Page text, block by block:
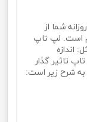
شما از
است. لپ تاپ
اندازه
تاثیر گذار
شرح زیر است: